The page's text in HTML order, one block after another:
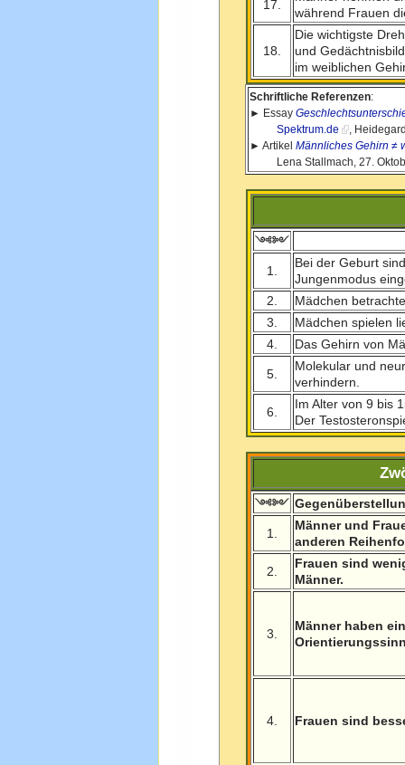
17.
während Frauen
18.
Die wichtigste
und
im weiblichen
Schriftliche Referenzen:
► Essay
Spektrum.de
,
► ArtikelMännliches Gehirn ≠
Lena Stallmach, 27.
༺༻
1.
Bei der Geburt
Jungenmodus
2.
Mädchen
3.
Mädchen spielen
4.
Das Gehirn von
5.
Molekular und
verhindern.
6.
Im Alter von 9 bis
Der
༺༻
1.
Männer und
anderen
2.
Frauen sind
Männer.
3.
Männer haben
4. Frauen sind